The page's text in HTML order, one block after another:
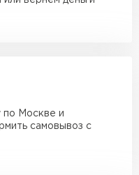
мм (включая
покрытие).
службы стальной
по Москве и
самовывоз с